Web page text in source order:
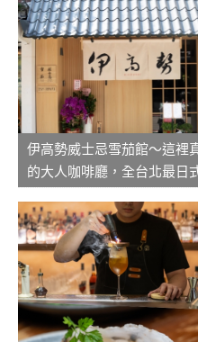
伊高勢威士忌雪茄館～這裡
的大人咖啡廳，全台北最日